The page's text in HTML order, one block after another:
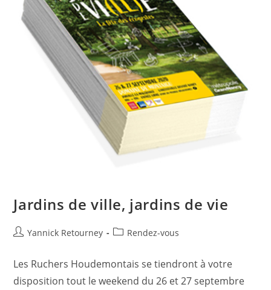
Jardins de ville, jardins de vie
Yannick Retourney Rendez-vous
Les Ruchers Houdemontais se tiendront à votre
disposition tout le weekend du 26 et 27 septembre